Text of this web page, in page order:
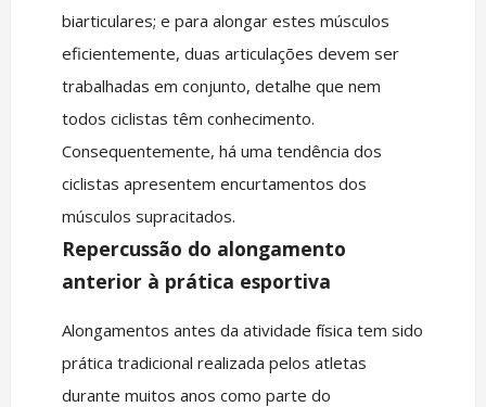
biarticulares; e para alongar estes músculos
eficientemente, duas articulações devem ser
trabalhadas em conjunto, detalhe que nem
todos ciclistas têm conhecimento.
Consequentemente, há uma tendência dos
ciclistas apresentem encurtamentos dos
músculos supracitados.
Repercussão do alongamento
anterior à prática esportiva
Alongamentos antes da atividade física tem sido
prática tradicional realizada pelos atletas
durante muitos anos como parte do